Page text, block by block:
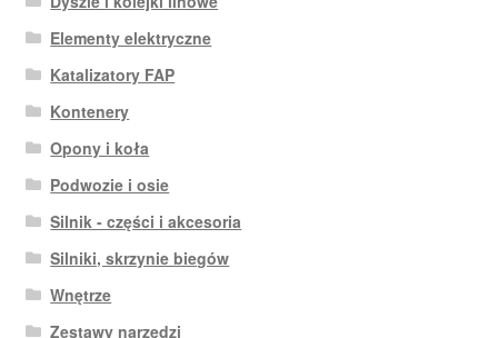
Elementy elektryczne
Katalizatory FAP
Kontenery
Opony i koła
Podwozie i osie
Silnik - części i akcesoria
Silniki, skrzynie biegów
Wnętrze
Zestawy narzędzi